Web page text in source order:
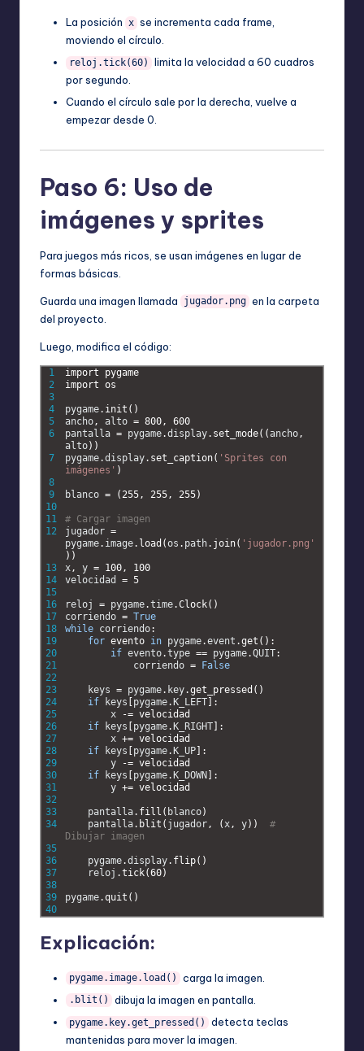
La posición x se incrementa cada frame,
moviendo el círculo.
reloj.tick(60)
limita la velocidad a 60 cuadros
por segundo.
Cuando el círculo sale por la derecha, vuelve a
empezar desde 0.
Paso 6: Uso de
imágenes y sprites
Para juegos más ricos, se usan imágenes en lugar de
formas básicas.
Guarda una imagen llamada jugador.png en la carpeta
del proyecto.
Luego, modifica el código:
1
2
3
4
5
6
7
8
9
10
11
12
13
14
15
16
17
18
19
20
21
22
23
24
25
26
27
28
29
30
31
32
33
34
35
36
37
38
39
40
import pygame
import os
pygame. init ( )
ancho , alto = 800 ,
600
pantalla = pygame.display. set_mode( (ancho ,
alto) )
pygame.display. set_caption( 'Sprites con
imágenes' )
blanco = ( 255 , 255 , 255)
# Cargar imagen
jugador =
pygame. image. load (os . path. join( 'jugador.png'
) )
x , y = 100 ,
100
velocidad
= 5
reloj = pygame.time.Clock( )
corriendo = True
while corriendo:
for evento in pygame.event .get ( ) :
if evento.type == pygame.QUIT:
corriendo = False
keys = pygame. key.get_pressed ( )
if
keys [pygame.K_LEFT] :
x
-= velocidad
if
keys [pygame.K_RIGHT] :
x += velocidad
if
keys [pygame.K_UP] :
y
-= velocidad
if
keys [pygame.K_DOWN] :
y += velocidad
pantalla. fill ( blanco)
pantalla. blit ( jugador , ( x , y) )
#
Dibujar imagen
pygame.display. flip( )
reloj .tick(60)
pygame.quit ( )
Explicación:
pygame.image.load() carga la imagen.
.blit() dibuja la imagen en pantalla.
pygame.key.get_pressed()
detecta teclas
mantenidas para mover la imagen.